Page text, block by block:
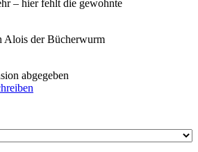
– hier fehlt die gewohnte
Alois der Bücherwurm
abgegeben